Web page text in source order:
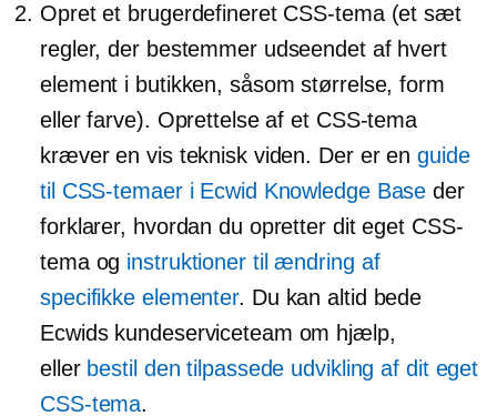
Opret et brugerdefineret CSS-tema (et sæt
regler, der bestemmer udseendet af hvert
element i butikken, såsom størrelse, form
eller farve). Oprettelse af et CSS-tema
kræver en vis teknisk viden. Der er enguide
til CSS-temaer i Ecwid Knowledge Base der
forklarer, hvordan du opretter dit eget CSS-
tema og instruktioner til ændring af
specifikke elementer. Du kan altid bede
Ecwids kundeserviceteam om hjælp,
eller bestil den tilpassede udvikling af dit eget
CSS-tema.